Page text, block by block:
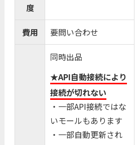
度
費用 要問い合わせ
同時出品
★API自動接続により
接続が切れない
・一部API接続ではな
いモールもあります
・一部自動更新され